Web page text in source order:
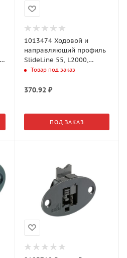
1013474 Ходовой и
направляющий профиль
SlideLine 55, L2000,
пластик, коричневый
Товар под заказ
370.92₽
ПОД ЗАКАЗ